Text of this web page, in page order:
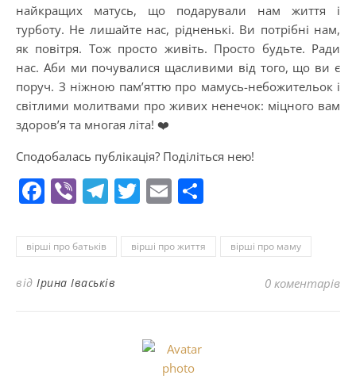
найкращих матусь, що подарували нам життя і
турботу. Не лишайте нас, рідненькі. Ви потрібні нам,
як повітря. Тож просто живіть. Просто будьте. Ради
нас. Аби ми почувалися щасливими від того, що ви є
поруч. З ніжною пам’яттю про мамусь-небожительок і
світлими молитвами про живих ненечок: міцного вам
здоров’я та многая літа! ❤️
Сподобалась публікація? Поділіться нею!
Facebook
ViberTelegram
Twitter
Email
вірші про батьків вірші про життя вірші про маму
від Ірина Іваськів 0 коментарів